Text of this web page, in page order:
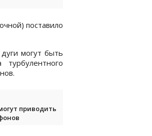
поставило
могут быть
приводить